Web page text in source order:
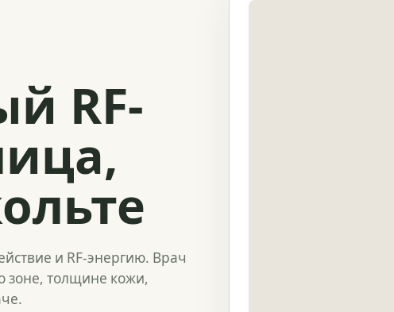
RF-
и RF-энергию. Врач
зоне, толщине кожи,